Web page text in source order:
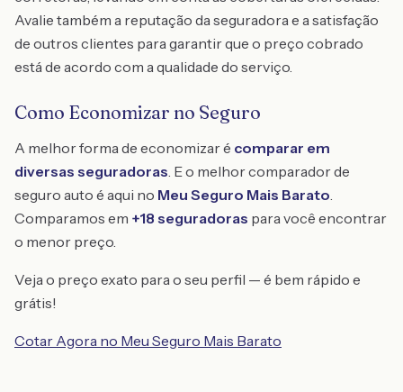
Avalie também a reputação da seguradora e a satisfação
de outros clientes para garantir que o preço cobrado
está de acordo com a qualidade do serviço.
Como Economizar no Seguro
A melhor forma de economizar é comparar em
diversas seguradoras. E o melhor comparador de
seguro auto é aqui no Meu Seguro Mais Barato.
Comparamos em +18 seguradoras para você encontrar
o menor preço.
Veja o preço exato para o seu perfil — é bem rápido e
grátis!
Cotar Agora no Meu Seguro Mais Barato